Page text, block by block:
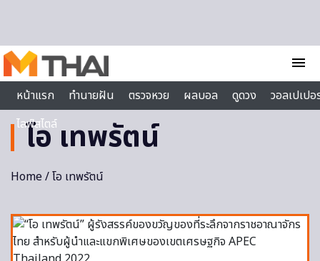
menu
หน้าแรก
ทำนายฝัน ตรวจหวย ผลบอล ดูดวง
วอลเปเป
ไลฟ์สไตล์
โอ เทพรัตน์
Home/ โอ เทพรัตน์